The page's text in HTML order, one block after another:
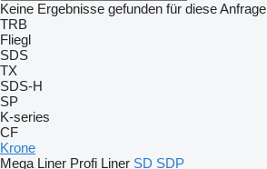
Keine Ergebnisse gefunden für diese Anfrage
TRB
Fliegl
SDS
TX
SDS-H
SP
K-series
CF
Krone
Mega Liner Profi Liner SD SDP